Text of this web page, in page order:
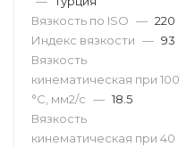
Вязкость по ISO — 220
Индекс вязкости — 93
Вязкость
кинематическая при 100
°С, мм2/с — 18.5
Вязкость
кинематическая при 40